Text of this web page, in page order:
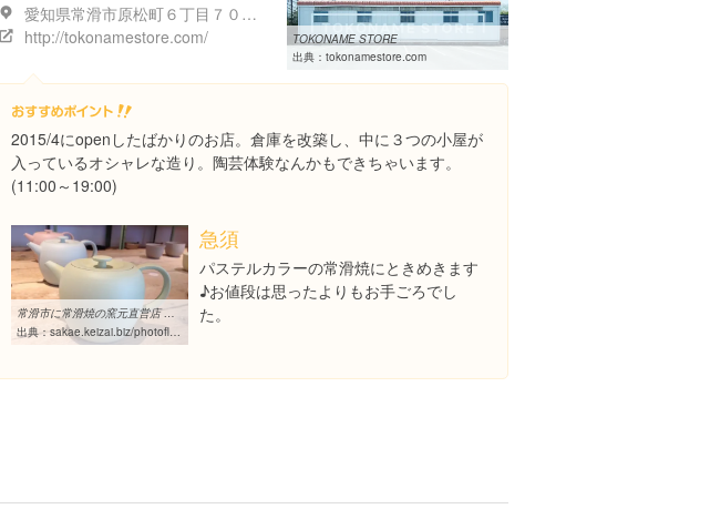
愛知県常滑市原松町６丁目７０-２
http://tokonamestore.com/
TOKONAME STORE
出典： tokonamestore.com
2015/4にopenしたばかりのお店。倉庫を改築し、中に３つの小屋が
入っているオシャレな造り。陶芸体験なんかもできちゃいます。
(11:00～19:00)
常滑市に常滑焼の窯元直営店 栄のコーヒー店・カフェとのコラボ ...
出典：sakae.keizai.biz/photoflash/950
急須
パステルカラーの常滑焼にときめきます
♪お値段は思ったよりもお手ごろでし
た。